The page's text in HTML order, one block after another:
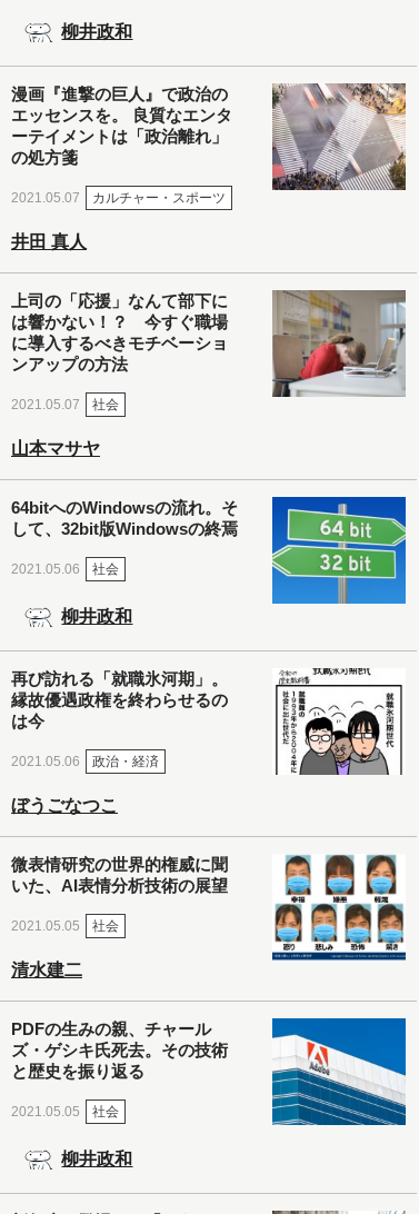
柳井政和
漫画『進撃の巨人』で政治の
エッセンスを。 良質なエンタ
ーテイメントは「政治離れ」
の処方箋
2021.05.07 カルチャー・スポーツ
井田 真人
上司の「応援」なんて部下に
は響かない！？ 今すぐ職場
に導入するべきモチベーショ
ンアップの方法
2021.05.07 社会
山本マサヤ
64bitへのWindowsの流れ。そ
して、32bit版Windowsの終焉
2021.05.06 社会
柳井政和
再び訪れる「就職氷河期」。
縁故優遇政権を終わらせるの
は今
2021.05.06 政治・経済
ぼうごなつこ
微表情研究の世界的権威に聞
いた、AI表情分析技術の展望
2021.05.05 社会
清水建二
PDFの生みの親、チャール
ズ・ゲシキ氏死去。その技術
と歴史を振り返る
2021.05.05 社会
柳井政和